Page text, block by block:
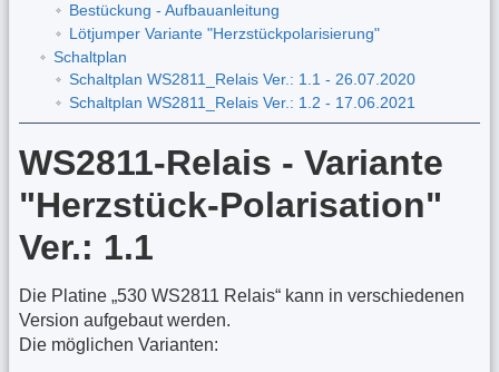
Bestückung - Aufbauanleitung
Lötjumper Variante "Herzstückpolarisierung"
Schaltplan
Schaltplan WS2811_Relais Ver.: 1.1 - 26.07.2020
Schaltplan WS2811_Relais Ver.: 1.2 - 17.06.2021
WS2811-Relais - Variante
"Herzstück-Polarisation"
Ver.: 1.1
Die Platine „530 WS2811 Relais“ kann in verschiedenen
Version aufgebaut werden.
Die möglichen Varianten: